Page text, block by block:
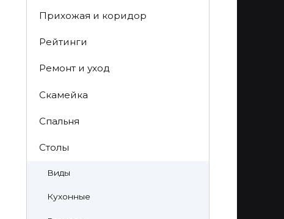
Прихожая и коридор
Рейтинги
Ремонт и уход
Скамейка
Спальня
Столы
Виды
Кухонные